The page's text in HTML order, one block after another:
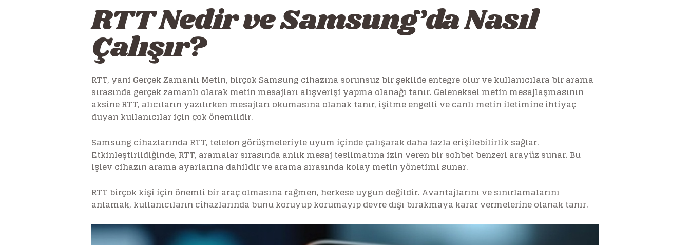
RTT Nedir ve Samsung’da Nasıl
Çalışır?
RTT, yani Gerçek Zamanlı Metin, birçok Samsung cihazına sorunsuz bir şekilde entegre olur ve kullanıcılara bir arama
sırasında gerçek zamanlı olarak metin mesajları alışverişi yapma olanağı tanır. Geleneksel metin mesajlaşmasının
aksine RTT, alıcıların yazılırken mesajları okumasına olanak tanır, işitme engelli ve canlı metin iletimine ihtiyaç
duyan kullanıcılar için çok önemlidir.
Samsung cihazlarında RTT, telefon görüşmeleriyle uyum içinde çalışarak daha fazla erişilebilirlik sağlar.
Etkinleştirildiğinde, RTT, aramalar sırasında anlık mesaj teslimatına izin veren bir sohbet benzeri arayüz sunar. Bu
işlev cihazın arama ayarlarına dahildir ve arama sırasında kolay metin yönetimi sunar.
RTT birçok kişi için önemli bir araç olmasına rağmen, herkese uygun değildir. Avantajlarını ve sınırlamalarını
anlamak, kullanıcıların cihazlarında bunu koruyup korumayıp devre dışı bırakmaya karar vermelerine olanak tanır.